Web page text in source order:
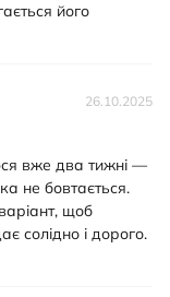
його
26.10.2025
вже два тижні —
не бовтається.
щоб
солідно і дорого.